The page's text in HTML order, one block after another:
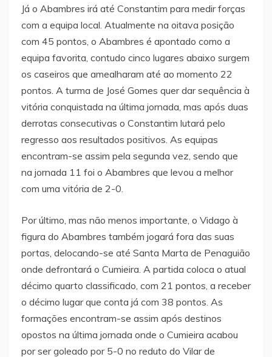
Já o Abambres irá até Constantim para medir forças
com a equipa local. Atualmente na oitava posição
com 45 pontos, o Abambres é apontado como a
equipa favorita, contudo cinco lugares abaixo surgem
os caseiros que amealharam até ao momento 22
pontos. A turma de José Gomes quer dar sequência à
vitória conquistada na última jornada, mas após duas
derrotas consecutivas o Constantim lutará pelo
regresso aos resultados positivos. As equipas
encontram-se assim pela segunda vez, sendo que
na jornada 11 foi o Abambres que levou a melhor
com uma vitória de 2-0.
Por último, mas não menos importante, o Vidago à
figura do Abambres também jogará fora das suas
portas, delocando-se até Santa Marta de Penaguião
onde defrontará o Cumieira. A partida coloca o atual
décimo quarto classificado, com 21 pontos, a receber
o décimo lugar que conta já com 38 pontos. As
formações encontram-se assim após destinos
opostos na última jornada onde o Cumieira acabou
por ser goleado por 5-0 no reduto do Vilar de